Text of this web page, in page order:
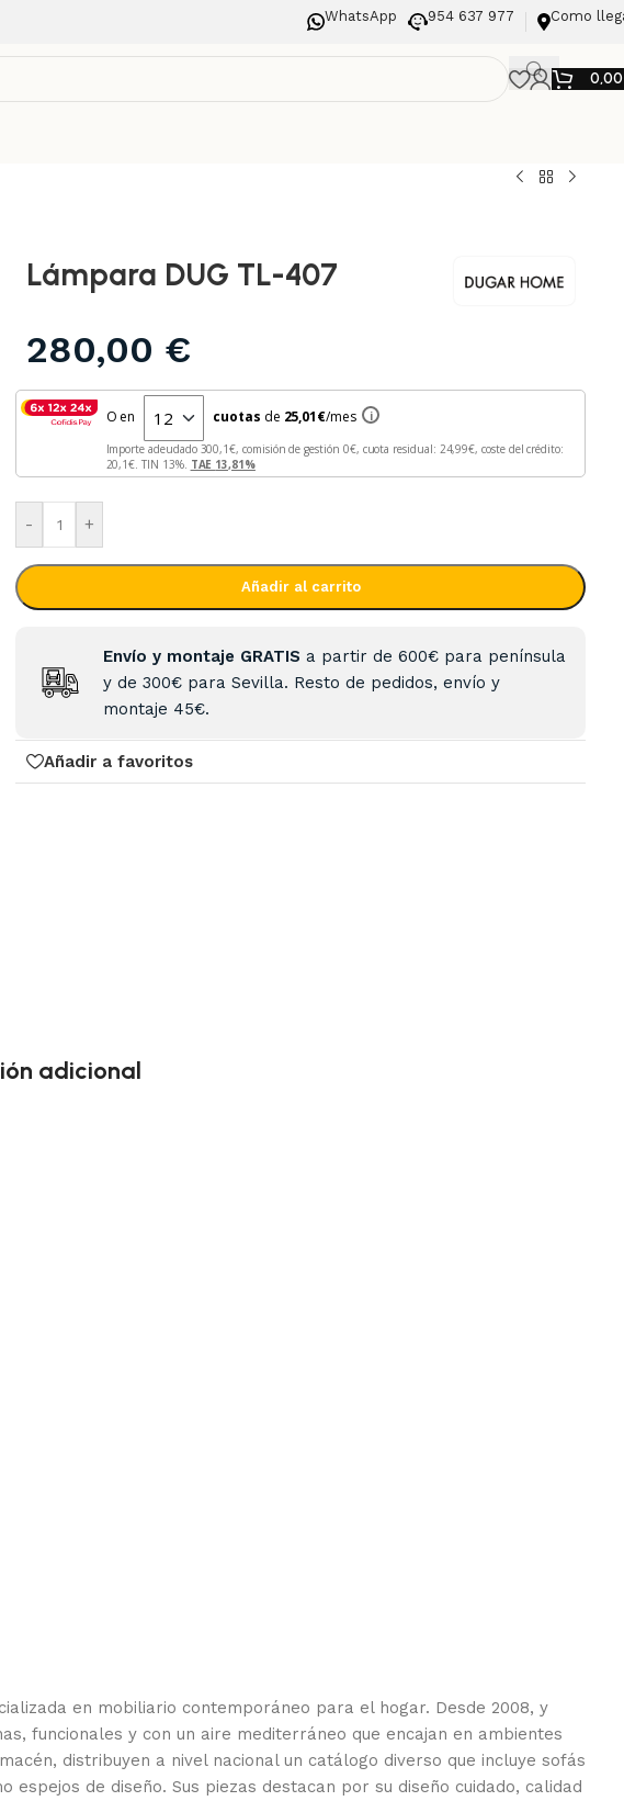
WhatsApp 954 637 977 Como
Lámpara DUG TL-407
280,00 €
O en cuotas de 25,01€/mes i
Importe adeudado 300,1 €, comisión de gestión 0 €, cuota residual: 24,99
€, coste del crédito:
20,1€. TIN 13%. TAE 13,81%
- +
Añadir al carrito
Envío y montaje GRATIS a partir de 600€ para península
y de 300€ para Sevilla. Resto de pedidos, envío y
montaje 45€.
Añadir a favoritos
adicional
en mobiliario contemporáneo para el hogar. Desde 2008, y
funcionales y con un aire mediterráneo que encajan en ambientes
distribuyen a nivel nacional un catálogo diverso que incluye sofás
de diseño. Sus piezas destacan por su diseño cuidado, calidad